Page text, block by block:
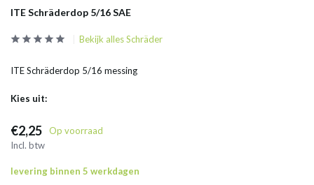
ITE Schräderdop 5/16 SAE
Bekijk alles Schräder
ITE Schräderdop 5/16 messing
Kies uit:
€2,25
Op voorraad
Incl. btw
levering binnen 5 werkdagen